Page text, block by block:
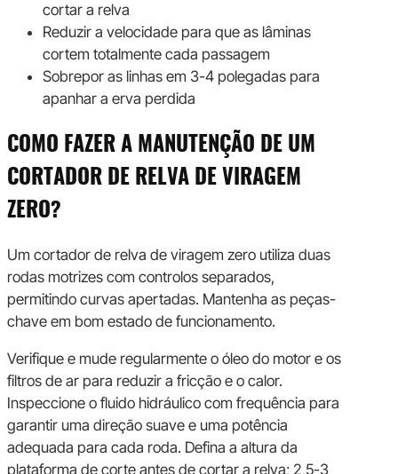
cortar a relva
Reduzir a velocidade para que as lâminas
cortem totalmente cada passagem
Sobrepor as linhas em 3-4 polegadas para
apanhar a erva perdida
COMO FAZER A MANUTENÇÃO DE UM
CORTADOR DE RELVA DE VIRAGEM
ZERO?
Um cortador de relva de viragem zero utiliza duas
rodas motrizes com controlos separados,
permitindo curvas apertadas. Mantenha as peças-
chave em bom estado de funcionamento.
Verifique e mude regularmente o óleo do motor e os
filtros de ar para reduzir a fricção e o calor.
Inspeccione o fluido hidráulico com frequência para
garantir uma direção suave e uma potência
adequada para cada roda. Defina a altura da
plataforma de corte antes de cortar a relva; 2,5-3